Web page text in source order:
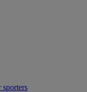
sporters